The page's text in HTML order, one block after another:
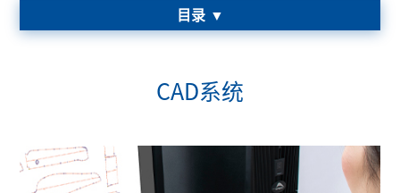
目录
样板制作
CAD系统